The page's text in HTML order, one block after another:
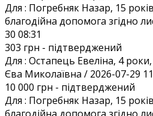
Для : Погребняк Назар, 15
благодійна допомога згідно
30 08:31
303 грн - підтверджений
Для : Остапець Евеліна, 4
Єва Миколаївна / 2026-07-29
10 000 грн - підтверджений
Для : Погребняк Назар, 15